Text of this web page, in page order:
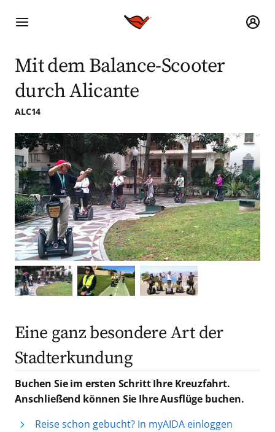
Mit dem Balance-Scooter
durch Alicante
ALC14
Eine ganz besondere Art der
Stadterkundung
Buchen Sie im ersten Schritt Ihre Kreuzfahrt.
Anschließend können Sie Ihre Ausflüge buchen.
Reise schon gebucht? In myAIDA einloggen